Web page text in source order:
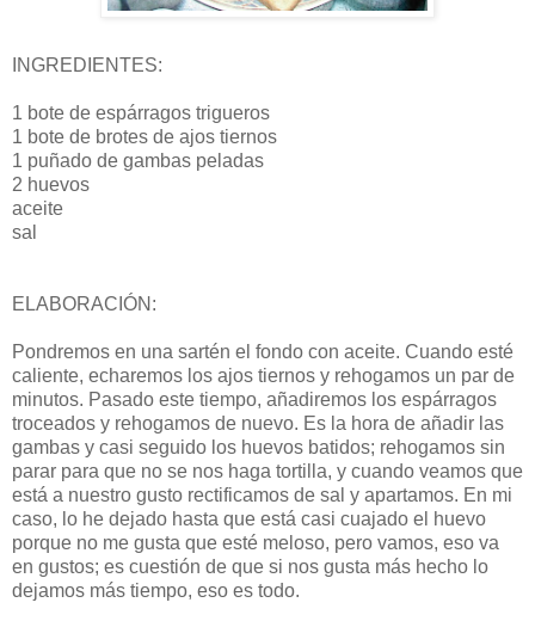
INGREDIENTES:
1 bote de espárragos trigueros
1 bote de brotes de ajos tiernos
1 puñado de gambas peladas
2 huevos
aceite
sal
ELABORACIÓN:
Pondremos en una sartén el fondo con aceite. Cuando esté
caliente, echaremos los ajos tiernos y rehogamos un par de
minutos. Pasado este tiempo, añadiremos los espárragos
troceados y rehogamos de nuevo. Es la hora de añadir las
gambas y casi seguido los huevos batidos; rehogamos sin
parar para que no se nos haga tortilla, y cuando veamos que
está a nuestro gusto rectificamos de sal y apartamos. En mi
caso, lo he dejado hasta que está casi cuajado el huevo
porque no me gusta que esté meloso, pero vamos, eso va
en gustos; es cuestión de que si nos gusta más hecho lo
dejamos más tiempo, eso es todo.